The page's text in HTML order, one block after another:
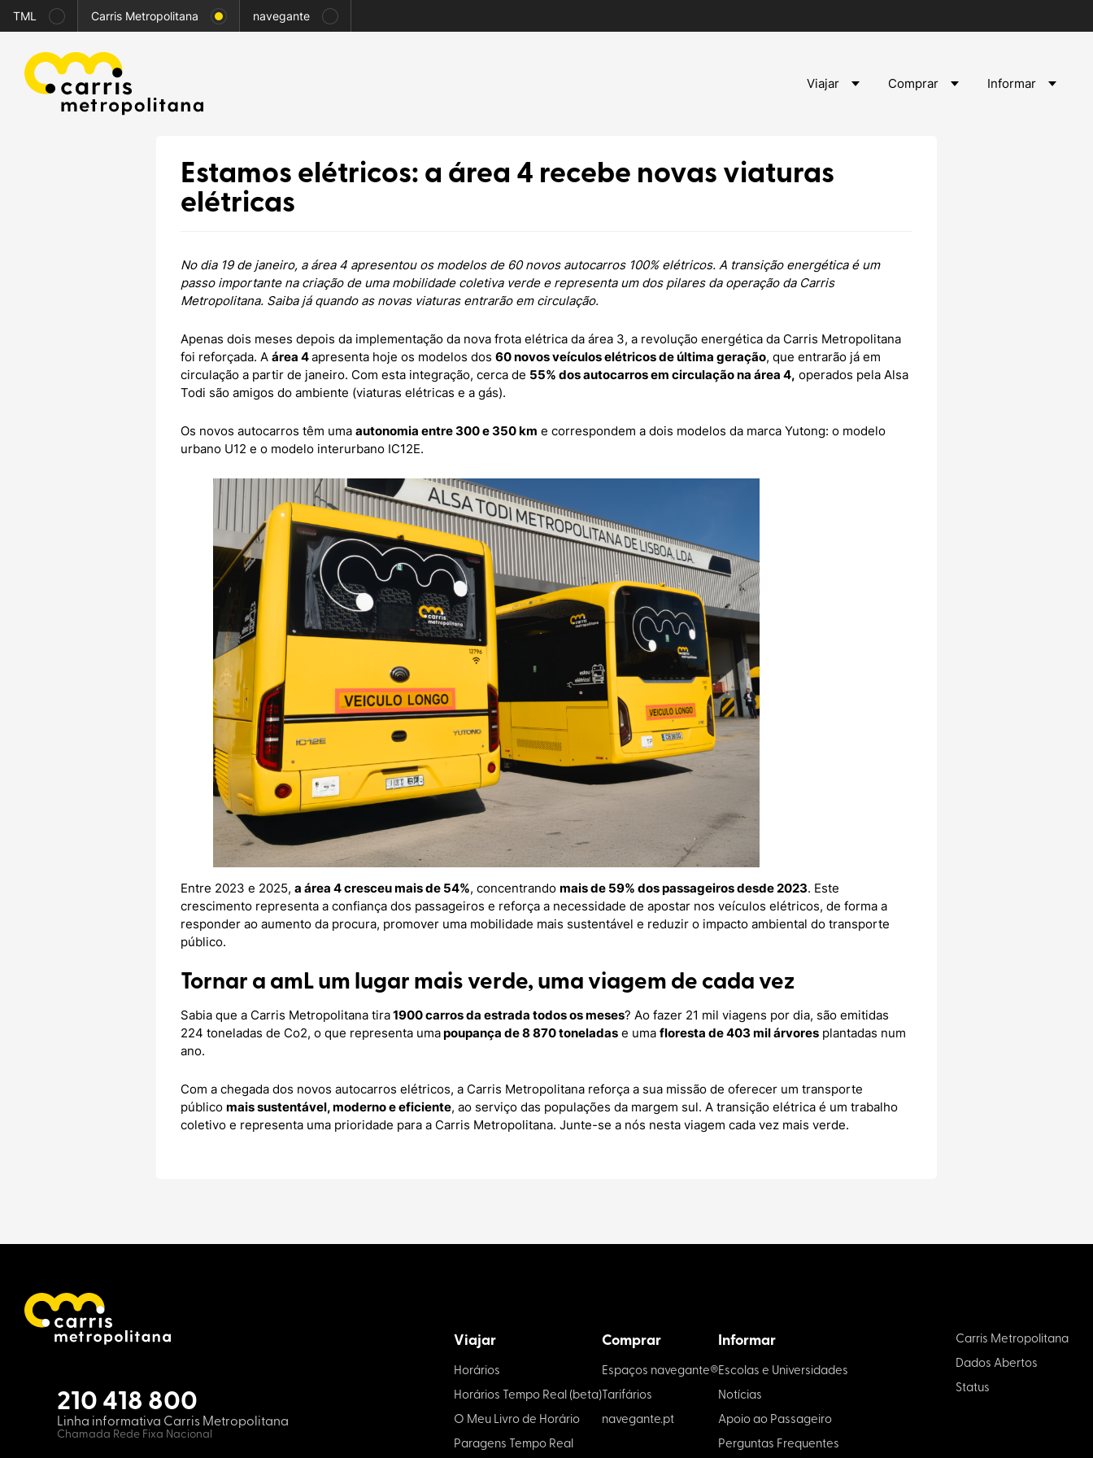
TML Carris Metropolitana navegante
Viajar Comprar Informar
Estamos elétricos: a área 4 recebe novas viaturas
elétricas
No dia 19 de janeiro, a área 4 apresentou os modelos de 60 novos autocarros 100% elétricos. A transição energética é um
passo importante na criação de uma mobilidade coletiva verde e representa um dos pilares da operação da Carris
Metropolitana. Saiba já quando as novas viaturas entrarão em circulação.
Apenas dois meses depois da implementação da nova frota elétrica da área 3, a revolução energética da Carris Metropolitana
foi reforçada. A área 4apresenta hoje os modelos dos 60 novos veículos elétricos de última geração, que entrarão já em
circulação a partir de janeiro. Com esta integração, cerca de 55% dos autocarros em circulação na área 4, operados pela Alsa
Todi são amigos do ambiente (viaturas elétricas e a gás).
Os novos autocarros têm uma autonomia entre 300 e 350 km e correspondem a dois modelos da marca Yutong: o modelo
urbano U12 e o modelo interurbano IC12E.
Entre 2023 e 2025, a área 4 cresceu mais de 54%, concentrando mais de 59% dos passageiros desde 2023. Este
crescimento representa a confiança dos passageiros e reforça a necessidade de apostar nos veículos elétricos, de forma a
responder ao aumento da procura, promover uma mobilidade mais sustentável e reduzir o impacto ambiental do transporte
público.
Tornar a amL um lugar mais verde, uma viagem de cada vez
Sabia que a Carris Metropolitana tira1900 carros da estrada todos os meses? Ao fazer 21 mil viagens por dia, são emitidas
224 toneladas de Co2, o que representa umapoupança de 8 870 toneladas e uma floresta de 403 mil árvores plantadas num
ano.
Com a chegada dos novos autocarros elétricos, a Carris Metropolitana reforça a sua missão de oferecer um transporte
público mais sustentável, moderno e eficiente, ao serviço das populações da margem sul. A transição elétrica é um trabalho
coletivo e representa uma prioridade para a Carris Metropolitana. Junte-se a nós nesta viagem cada vez mais verde.
210 418 800
Linha informativa Carris Metropolitana
Chamada Rede Fixa Nacional
Viajar
Horários
Horários Tempo Real (beta)
O Meu Livro de Horário
Paragens Tempo Real
Comprar
Espaços navegante®
Tarifários
navegante.pt
Informar
Escolas e Universidades
Notícias
Apoio ao Passageiro
Perguntas Frequentes
Carris Metropolitana
Dados Abertos
Status